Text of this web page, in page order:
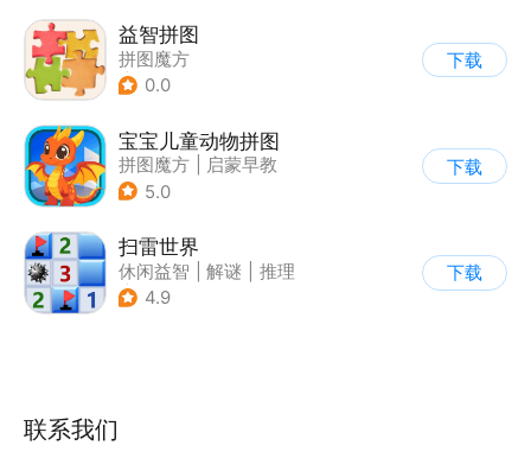
益智拼图
拼图魔方
| 儿童益智游戏
0.0
下载
宝宝儿童动物拼图
拼图魔方
启蒙早教
5.0
下载
扫雷世界
休闲益智 解谜
推理
| 单机
4.9
下载
联系我们